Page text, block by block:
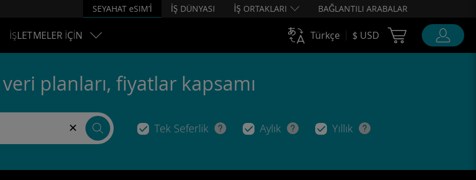
SEYAHAT eSIM’İ İŞ DÜNYASI İŞ ORTAKLARI BAĞLANTILI ARABALAR
İŞLETMELER İÇİN Türkçe $ USD Cart Ubigi
planları, fiyatlar kapsamı
× Tek Seferlik Aylık Yıllık